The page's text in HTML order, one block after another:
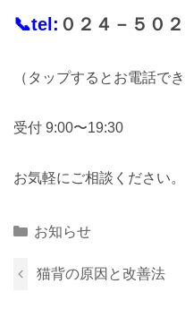
📞tel: ０２４－５０
（タップするとお電話で
受付 9:00〜19:30
お気軽にご相談ください。
Categories
お知らせ
猫背の原因と改善法